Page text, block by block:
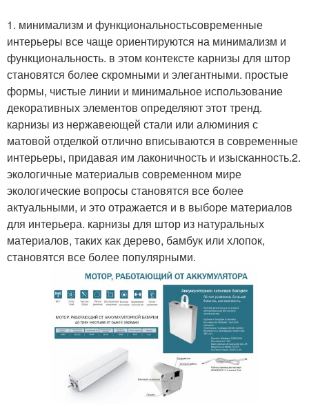
1. минимализм и функциональностьсовременные
интерьеры все чаще ориентируются на минимализм и
функциональность. в этом контексте карнизы для штор
становятся более скромными и элегантными. простые
формы, чистые линии и минимальное использование
декоративных элементов определяют этот тренд.
карнизы из нержавеющей стали или алюминия с
матовой отделкой отлично вписываются в современные
интерьеры, придавая им лаконичность и изысканность.2.
экологичные материалыв современном мире
экологические вопросы становятся все более
актуальными, и это отражается и в выборе материалов
для интерьера. карнизы для штор из натуральных
материалов, таких как дерево, бамбук или хлопок,
становятся все более популярными.